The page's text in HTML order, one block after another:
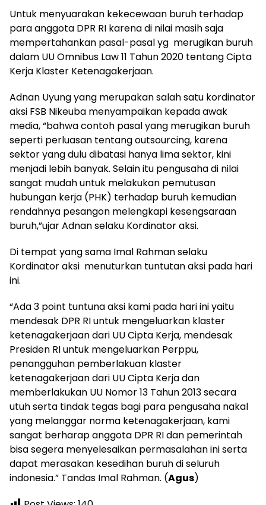
Untuk menyuarakan kekecewaan buruh terhadap
para anggota DPR RI karena di nilai masih saja
mempertahankan pasal-pasal yg merugikan buruh
dalam UU Omnibus Law 11 Tahun 2020 tentang Cipta
Kerja Klaster Ketenagakerjaan.
Adnan Uyung yang merupakan salah satu kordinator
aksi FSB Nikeuba menyampaikan kepada awak
media, “bahwa contoh pasal yang merugikan buruh
seperti perluasan tentang outsourcing, karena
sektor yang dulu dibatasi hanya lima sektor, kini
menjadi lebih banyak. Selain itu pengusaha di nilai
sangat mudah untuk melakukan pemutusan
hubungan kerja (PHK) terhadap buruh kemudian
rendahnya pesangon melengkapi kesengsaraan
buruh,”ujar Adnan selaku Kordinator aksi.
Di tempat yang sama Imal Rahman selaku
Kordinator aksi menuturkan tuntutan aksi pada hari
ini.
“Ada 3 point tuntuna aksi kami pada hari ini yaitu
mendesak DPR RI untuk mengeluarkan klaster
ketenagakerjaan dari UU Cipta Kerja, mendesak
Presiden RI untuk mengeluarkan Perppu,
penangguhan pemberlakuan klaster
ketenagakerjaan dari UU Cipta Kerja dan
memberlakukan UU Nomor 13 Tahun 2013 secara
utuh serta tindak tegas bagi para pengusaha nakal
yang melanggar norma ketenagakerjaan, kami
sangat berharap anggota DPR RI dan pemerintah
bisa segera menyelesaikan permasalahan ini serta
dapat merasakan kesedihan buruh di seluruh
indonesia.” Tandas Imal Rahman. (Agus)